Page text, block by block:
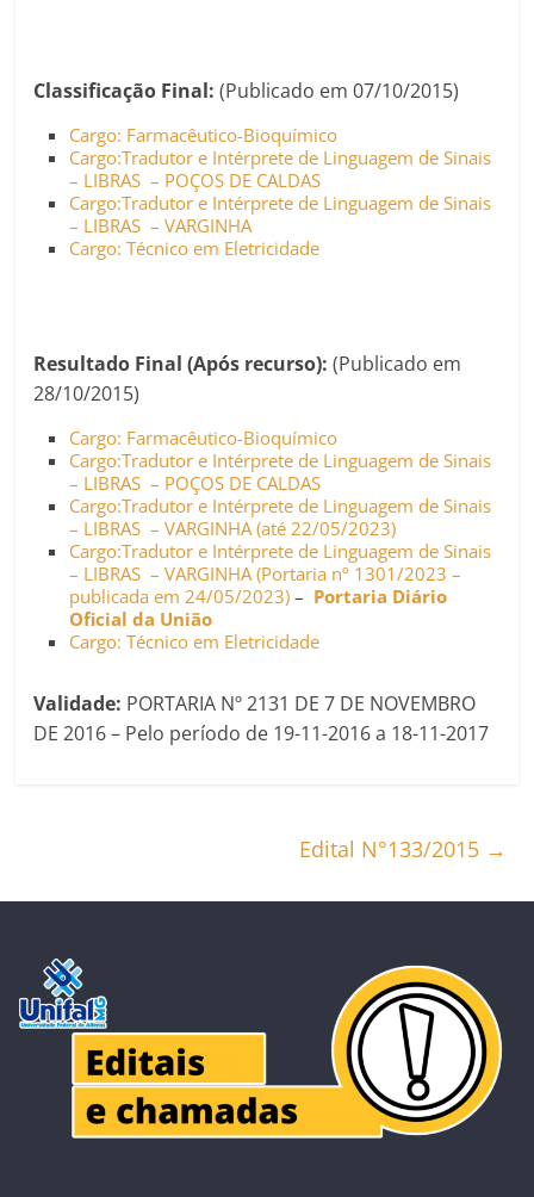
Classificação Final:(Publicado em 07/10/2015)
Cargo: Farmacêutico-Bioquímico
Cargo:Tradutor e Intérprete de Linguagem de Sinais
– LIBRAS – POÇOS DE CALDAS
Cargo:Tradutor e Intérprete de Linguagem de Sinais
– LIBRAS – VARGINHA
Cargo: Técnico em Eletricidade
Resultado Final (Após recurso):(Publicado em
28/10/2015)
Cargo: Farmacêutico-Bioquímico
Cargo:Tradutor e Intérprete de Linguagem de Sinais
– LIBRAS – POÇOS DE CALDAS
Cargo:Tradutor e Intérprete de Linguagem de Sinais
– LIBRAS – VARGINHA (até 22/05/2023)
Cargo:Tradutor e Intérprete de Linguagem de Sinais
– LIBRAS – VARGINHA (Portaria nº 1301/2023 –
publicada em 24/05/2023) – Portaria Diário
Oficial da União
Cargo: Técnico em Eletricidade
Validade: PORTARIA Nº 2131 DE 7 DE NOVEMBRO
DE 2016 – Pelo período de 19-11-2016 a 18-11-2017
Edital N°133/2015 →